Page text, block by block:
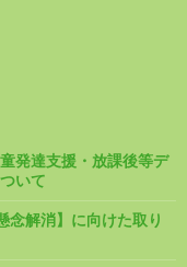
発達支援・放課後等デ
いて
念解消】に向けた取り